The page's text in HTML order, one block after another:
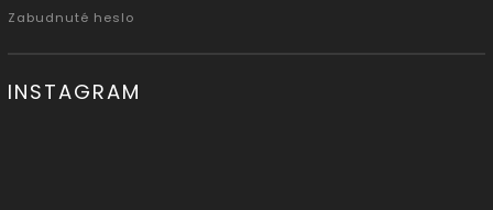
Zabudnuté heslo
INSTAGRAM